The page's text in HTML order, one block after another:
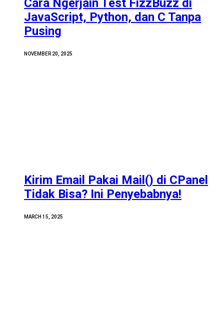
Cara Ngerjain Test FizzBuzz di
JavaScript, Python, dan C Tanpa
Pusing
NOVEMBER 20, 2025
Kirim Email Pakai Mail() di CPanel
Tidak Bisa? Ini Penyebabnya!
MARCH 15, 2025